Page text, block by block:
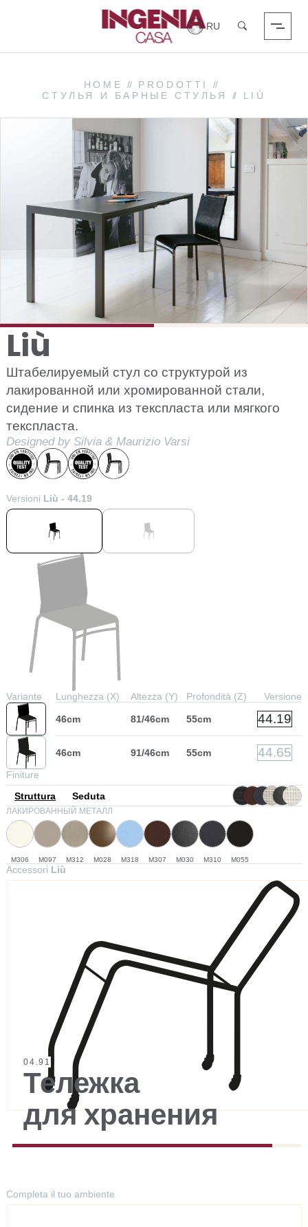
Поиск
Вход в систему
HOME // PRODOTTI
//
СТУЛЬЯ И БАРНЫЕ СТУЛЬЯ
// LIÙ
Liù
Штабелируемый стул со структурой из
лакированной или хромированной стали,
сидение и спинка из текспласта или мягкого
текспласта.
Designed by Silvia & Maurizio Varsi
Versioni Liù - 44.19
Variante Lunghezza (X) Altezza (Y) Profondità (Z) Versione
46cm 81/46cm 55cm 44.19
46cm 91/46cm 55cm 44.65
Finiture
Struttura
Seduta
ЛАКИРОВАННЫЙ МЕТАЛЛ
M306 M097 M312 M028 M318 M307 M030 M310 M055
Accessori Liù
04.91
Тележка
для хранения
Completa il tuo ambiente